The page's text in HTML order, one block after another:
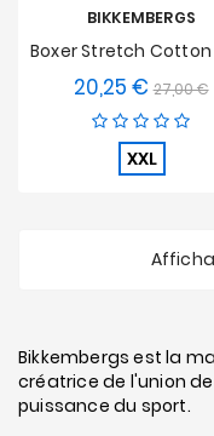
BIKKEMBERGS
20,25 € Prix
de
base
27,00 €
XXL
Bikkembergs est la
créatrice de l'union
puissance du sport.